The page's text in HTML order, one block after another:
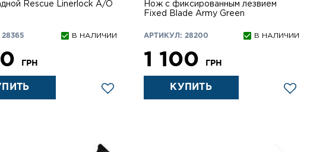
Rescue Linerlock A/O
В НАЛИЧИИ
ГРН
Нож с фиксированным лезвием
Fixed Blade Army Green
АРТИКУЛ: 28200 В НАЛИЧИИ
1 100 ГРН
КУПИТЬ